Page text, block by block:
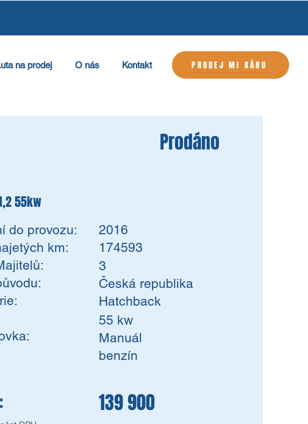
na prodej O nás Kontakt PRODEJ MI KÁRU
Prodáno
55kw
do provozu:
km:
2016
174593
3
Česká republika
Hatchback
55 kw
Manuál
benzín
139 900